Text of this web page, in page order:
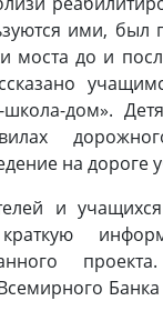
ими, был
моста до и
дом».
на дороге
и
краткую
Банка